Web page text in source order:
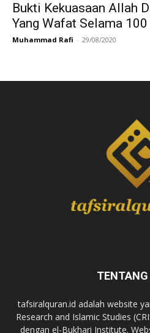
Bukti Kekuasaan Allah
Yang Wafat Selama 100
Muhammad Rafi - 29/08/2020
tafsiralquran.id adalah website
Research and Islamic Studies
dengan el-Bukhari Institute.